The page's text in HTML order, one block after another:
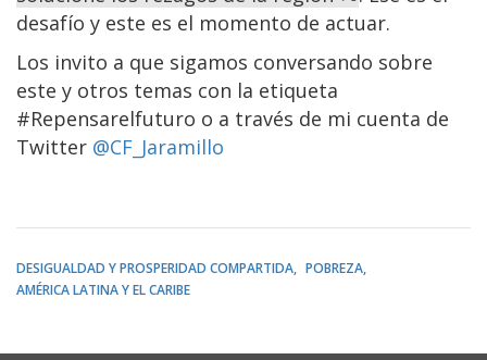
desafío y este es el momento de actuar.
Los invito a que sigamos conversando sobre
este y otros temas con la etiqueta
#Repensarelfuturo o a través de mi cuenta de
Twitter @CF_Jaramillo
DESIGUALDAD Y PROSPERIDAD COMPARTIDA
POBREZA
AMÉRICA LATINA Y EL CARIBE